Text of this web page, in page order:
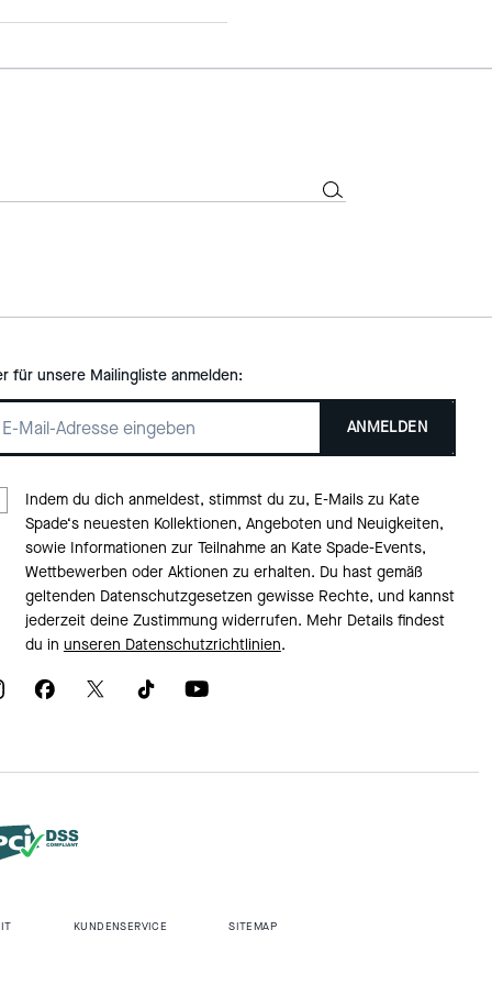
für unsere Mailingliste anmelden:
ANMELDEN
Indem du dich anmeldest, stimmst du zu, E-Mails zu Kate
Spade‘s neuesten Kollektionen, Angeboten und Neuigkeiten,
sowie Informationen zur Teilnahme an Kate Spade-Events,
Wettbewerben oder Aktionen zu erhalten. Du hast gemäß
geltenden Datenschutzgesetzen gewisse Rechte, und kannst
jederzeit deine Zustimmung widerrufen. Mehr Details findest
du in unseren Datenschutzrichtlinien.
KUNDENSERVICE SITEMAP